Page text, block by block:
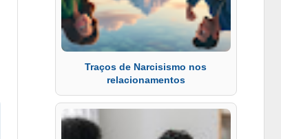
Traços de Narcisismo nos
relacionamentos